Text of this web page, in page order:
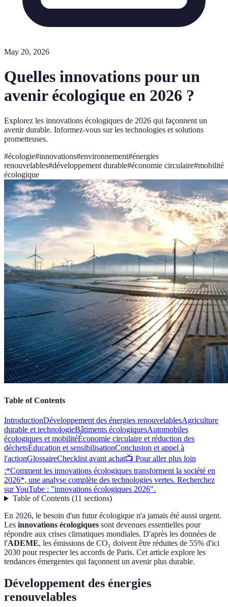
May 20, 2026
Quelles innovations pour un
avenir écologique en 2026 ?
Explorez les innovations écologiques de 2026 qui façonnent un
avenir durable. Informez-vous sur les technologies et solutions
prometteuses.
#écologie#innovations#environnement#énergies
renouvelables#développement durable#économie circulaire#mobilité
écologique
Table of Contents
IntroductionDéveloppement des énergies renouvelablesAgriculture
durable et technologieBâtiments écologiquesAutomobiles
écologiques et mobilitéÉconomie circulaire et réduction des
déchetsÉducation et sensibilisationConclusion et appel à
l'actionGlossaireChecklist avant achat📺 Pour aller plus loin
:*Comment les innovations écologiques transforment la société en
2026*, une analyse complète des technologies vertes. Recherchez
sur YouTube : "innovations écologiques 2026".
Table of Contents(11 sections)
En 2026, le besoin d'un futur écologique n'a jamais été aussi urgent.
Les innovations écologiques sont devenues essentielles pour
répondre aux crises climatiques mondiales. D'après les données de
l'ADEME, les émissions de CO₂ doivent être réduites de 55% d'ici
2030 pour respecter les accords de Paris. Cet article explore les
tendances émergentes qui façonnent un avenir plus durable.
Développement des énergies
renouvelables